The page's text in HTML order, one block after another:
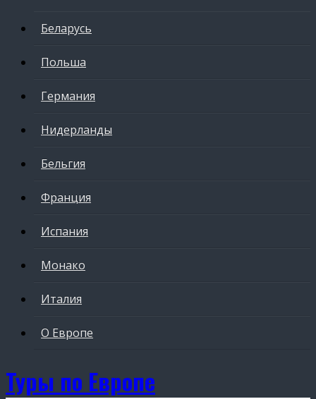
Беларусь
Польша
Германия
Нидерланды
Бельгия
Франция
Испания
Монако
Италия
О Европе
Туры по Европе